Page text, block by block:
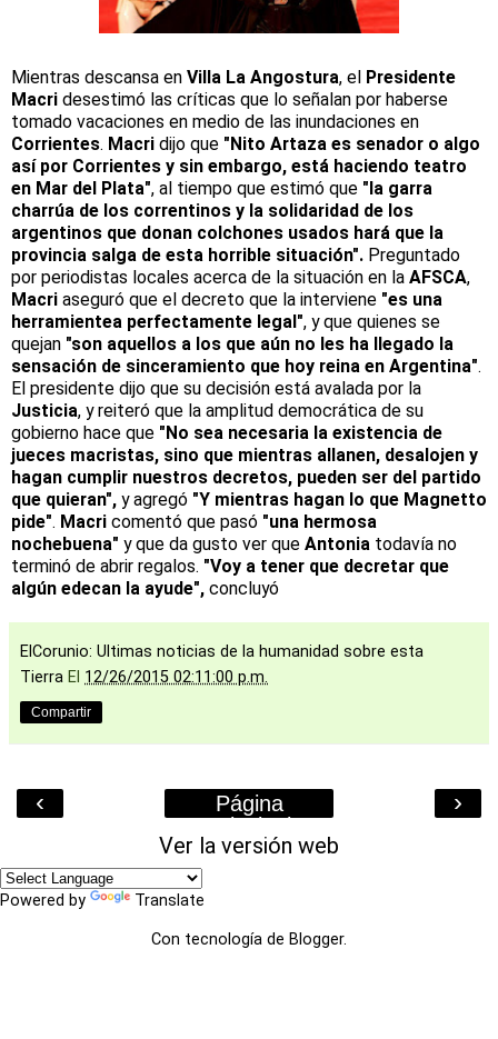
Mientras descansa en Villa La Angostura, el Presidente
Macri desestimó las críticas que lo señalan por haberse
tomado vacaciones en medio de las inundaciones en
Corrientes. Macri dijo que "Nito Artaza es senador o algo
así por Corrientes y sin embargo, está haciendo teatro
en Mar del Plata", al tiempo que estimó que "la garra
charrúa de los correntinos y la solidaridad de los
argentinos que donan colchones usados hará que la
provincia salga de esta horrible situación". Preguntado
por periodistas locales acerca de la situación en la AFSCA,
Macri aseguró que el decreto que la interviene "es una
herramientea perfectamente legal", y que quienes se
quejan "son aquellos a los que aún no les ha llegado la
sensación de sinceramiento que hoy reina en Argentina".
El presidente dijo que su decisión está avalada por la
Justicia, y reiteró que la amplitud democrática de su
gobierno hace que "No sea necesaria la existencia de
jueces macristas, sino que mientras allanen, desalojen y
hagan cumplir nuestros decretos, pueden ser del partido
que quieran", y agregó "Y mientras hagan lo que Magnetto
pide". Macri comentó que pasó "una hermosa
nochebuena" y que da gusto ver que Antonia todavía no
terminó de abrir regalos. "Voy a tener que decretar que
algún edecan la ayude", concluyó
ElCorunio: Ultimas noticias de la humanidad sobre esta
Tierra El 12/26/2015 02:11:00 p.m.
Compartir
‹ ›
Página
Principal
Ver la versión web
Powered by Translate
Con tecnología de Blogger.